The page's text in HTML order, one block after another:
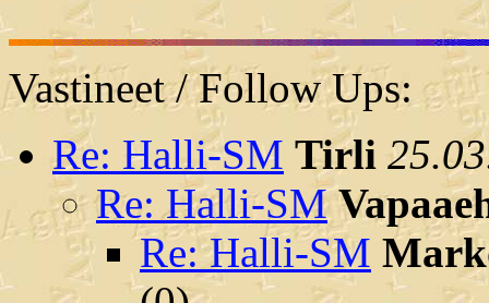
Vastineet / Follow Ups:
Re: Halli-SM Tirli
Re: Halli-SM
Re: Halli-SM